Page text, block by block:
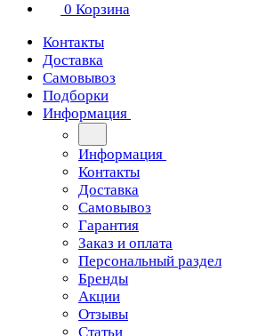
0 Корзина
Контакты
Доставка
Самовывоз
Подборки
Информация
Информация
Контакты
Доставка
Самовывоз
Гарантия
Заказ и оплата
Персональный раздел
Бренды
Акции
Отзывы
Статьи